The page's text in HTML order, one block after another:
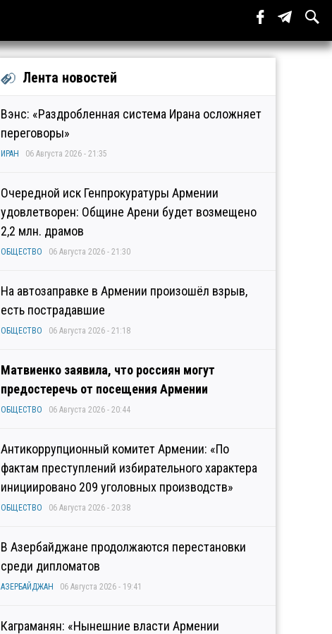
Лента новостей
Вэнс: «Раздробленная система Ирана осложняет
переговоры»
ИРАН 06 Августа 2026 - 21:35
Очередной иск Генпрокуратуры Армении
удовлетворен: Общине Арени будет возмещено
2,2 млн. драмов
ОБЩЕСТВО 06 Августа 2026 - 21:30
На автозаправке в Армении произошёл взрыв,
есть пострадавшие
ОБЩЕСТВО 06 Августа 2026 - 21:18
Матвиенко заявила, что россиян могут
предостеречь от посещения Армении
ОБЩЕСТВО 06 Августа 2026 - 20:44
Антикоррупционный комитет Армении: «По
фактам преступлений избирательного характера
инициировано 209 уголовных производств»
ОБЩЕСТВО 06 Августа 2026 - 20:38
В Азербайджане продолжаются перестановки
среди дипломатов
АЗЕРБАЙДЖАН 06 Августа 2026 - 19:41
Каграманян: «Нынешние власти Армении